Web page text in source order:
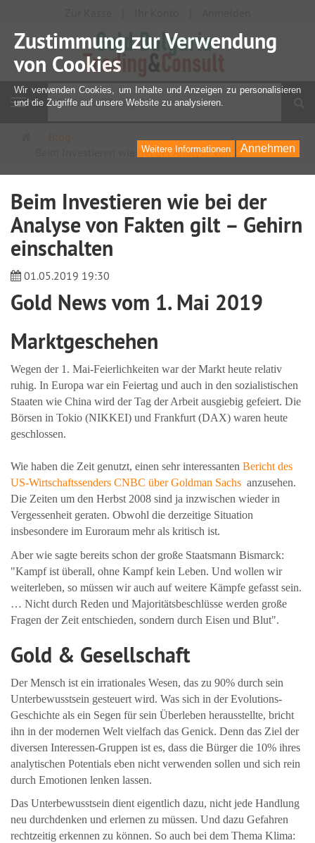
Zustimmung zur Verwendung
von Cookies
Wir verwenden Cookies, um Inhalte und Anzeigen zu personalisieren
und die Zugriffe auf unsere Website zu analysieren.
Annehmen
Weitere Informationen
Navigation
Startseite
Blog
Beim Investieren wie bei der Analyse von ...
Beim Investieren wie bei der
Analyse von Fakten gilt – Gehirn
einschalten
01.05.2019 19:30
Gold News vom 1. Mai 2019
Marktgeschehen
Wegen der 1. Mai-Feierlichkeiten war der Markt heute relativ
ruhig. In Europa war ein Feiertag und auch in den sozialistischen
Staaten wie China wird der Tag der Arbeit ausgiebig gefeiert. Die
Börsen in Tokio (NIKKEI) und Frankfurt (DAX) waren heute
geschlossen.
Wie haben die Zeit genutzt, einen sehr interessanten Bericht des
US-Wirtschaftssenders CNBC über Goldman Sachs anzusehen.
Die Zeiten um den Herbst 2008 sind ja inzwischen wieder in
Vergessenheit geraten. Obwohl die derzeitige Situation
insbesondere im Euroraum mehr als kritisch ist.
Aber wie sagte bereits schon der große Staatsmann Bismarck:
"Kampf ist überall, ohne Kampf kein Leben. Und wollen wir
weiterleben, so müssen wir auch auf weitere Kämpfe gefasst sein.
… Nicht durch Reden und Majoritätsbeschlüsse werden große
Fragen der Zeit entschieden, sondern durch Eisen und Blut".
Gold & Gesellschaft
Der Mensch ist ein irrationales Wesen, das zu 90% durch sein
Unterbewusstsein gesteuert wird. Was sich in der Evolutions-
Geschichte als ein Segen für sein Überleben herausstellte, bricht
ihn in der modernen Welt vielfach das Genick. Denn das Ziel der
diversen Interessen-Gruppen ist es, dass die Bürger die 10% ihres
analytischen Potentials eben nicht verwenden sollen und sich rein
durch Emotionen lenken lassen.
Das Unterbewusstsein dient eigentlich dazu, nicht jede Handlung
neu durchdenken und erlernen zu müssen. Und dazu Gefahren
rechtzeitig erkennen zu können. So auch bei dem Thema Klima: